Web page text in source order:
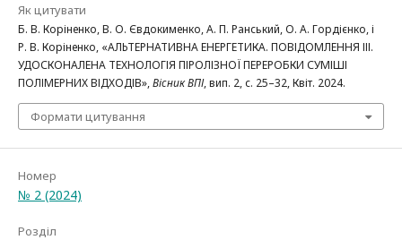
Як цитувати
Б. В. Коріненко, В. О. Євдокименко, А. П. Ранський, О. А. Гордієнко, і
Р. В. Коріненко, «АЛЬТЕРНАТИВНА ЕНЕРГЕТИКА. ПОВІДОМЛЕННЯ ІІІ.
УДОСКОНАЛЕНА ТЕХНОЛОГІЯ ПІРОЛІЗНОЇ ПЕРЕРОБКИ СУМІШІ
ПОЛІМЕРНИХ ВІДХОДІВ»,Вісник ВПІ, вип. 2, с. 25–32, Квіт. 2024.
Формати цитування
Номер
№ 2 (2024)
Розділ